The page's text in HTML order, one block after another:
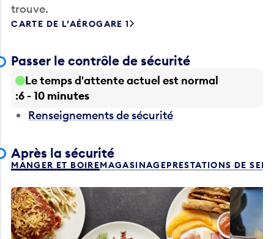
trouve.
CARTE DE L’AÉROGARE 1
Passer le contrôle de sécurité
Le temps d'attente actuel est normal
6 - 10 minutes
Renseignements de sécurité
Après la sécurité
MANGER ET BOIREMAGASINAGEPRESTATIONS DE